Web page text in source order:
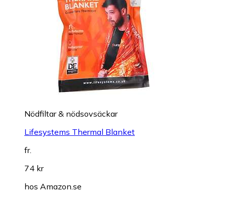
Nödfiltar & nödsovsäckar
Lifesystems Thermal Blanket
fr.
74 kr
hos Amazon.se